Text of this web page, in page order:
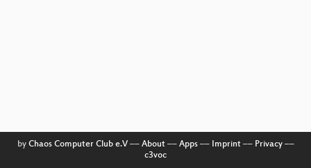
by Chaos Computer Club e.V–– About–– Apps–– Imprint–– Privacy––
c3voc